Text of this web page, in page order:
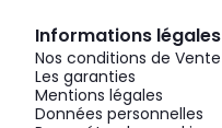
Informations légales
Nos conditions de Vente
Les garanties
Mentions légales
Données personnelles